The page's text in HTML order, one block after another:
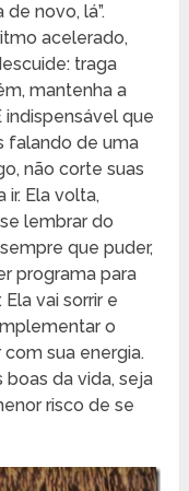
novo, lá”.
acelerado,
traga
mantenha a
indispensável que
falando de uma
não corte suas
ir. Ela volta,
lembrar do
que puder,
programa para
vai sorrir e
o
sua energia.
boas da vida, seja
risco de se